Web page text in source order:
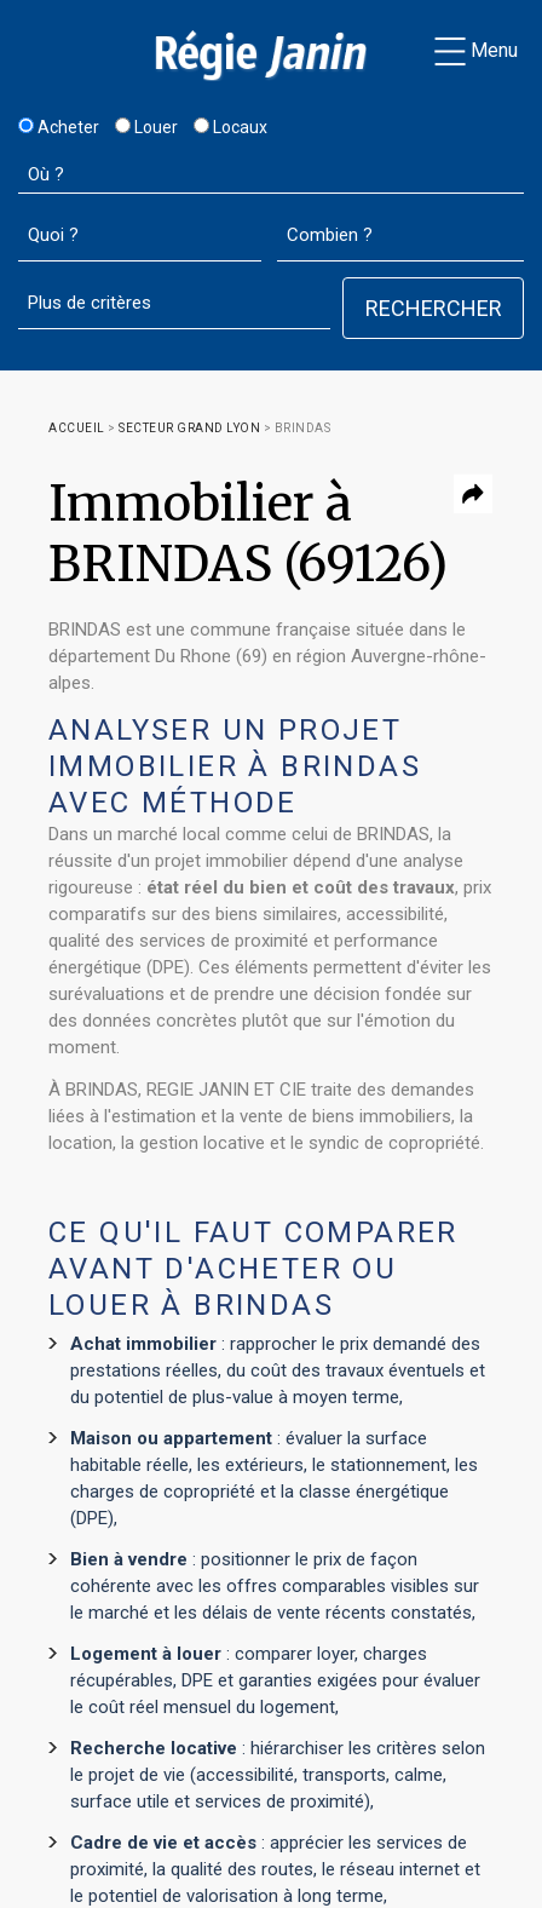
Menu
Acheter Louer Locaux
ACCUEIL > SECTEUR GRAND LYON > BRINDAS
Immobilier à
BRINDAS (69126)
BRINDAS est une commune française située dans le
département Du Rhone (69) en région Auvergne-rhône-
alpes.
ANALYSER UN PROJET
IMMOBILIER À BRINDAS
AVEC MÉTHODE
Dans un marché local comme celui de BRINDAS, la
réussite d'un projet immobilier dépend d'une analyse
rigoureuse : état réel du bien et coût des travaux, prix
comparatifs sur des biens similaires, accessibilité,
qualité des services de proximité et performance
énergétique (DPE). Ces éléments permettent d'éviter les
surévaluations et de prendre une décision fondée sur
des données concrètes plutôt que sur l'émotion du
moment.
À BRINDAS, REGIE JANIN ET CIE traite des demandes
liées à l'estimation et la vente de biens immobiliers, la
location, la gestion locative et le syndic de copropriété.
CE QU'IL FAUT COMPARER
AVANT D'ACHETER OU
LOUER À BRINDAS
Achat immobilier : rapprocher le prix demandé des
prestations réelles, du coût des travaux éventuels et
du potentiel de plus-value à moyen terme,
Maison ou appartement : évaluer la surface
habitable réelle, les extérieurs, le stationnement, les
charges de copropriété et la classe énergétique
(DPE),
Bien à vendre : positionner le prix de façon
cohérente avec les offres comparables visibles sur
le marché et les délais de vente récents constatés,
Logement à louer : comparer loyer, charges
récupérables, DPE et garanties exigées pour évaluer
le coût réel mensuel du logement,
Recherche locative : hiérarchiser les critères selon
le projet de vie (accessibilité, transports, calme,
surface utile et services de proximité),
Cadre de vie et accès : apprécier les services de
proximité, la qualité des routes, le réseau internet et
le potentiel de valorisation à long terme,